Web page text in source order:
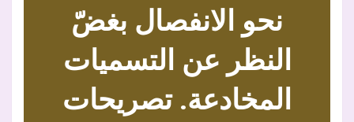
نحو الانفصال بغضّ
النظر عن التسميات
المخادعة. تصريحات